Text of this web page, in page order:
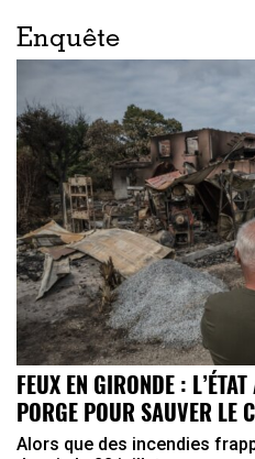
Enquête
FEUX EN GIRONDE :
PORGE POUR SAUVER LE
Alors que des incendies